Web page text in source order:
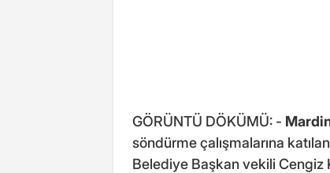
GÖRÜNTÜ DÖKÜMÜ: -
söndürme çalışmalarına
Belediye Başkan vekili Cengiz